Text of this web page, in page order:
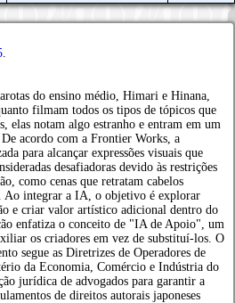
do ensino médio, Himari e Hinana,
filmam todos os tipos de tópicos que
elas notam algo estranho e entram em um
acordo com a Frontier Works, a
para alcançar expressões visuais que
desafiadoras devido às restrições
como cenas que retratam cabelos
Ao integrar a IA, o objetivo é explorar
e criar valor artístico adicional dentro do
enfatiza o conceito de "IA de Apoio", um
os criadores em vez de substituí-los. O
segue as Diretrizes de Operadores de
da Economia, Comércio e Indústria do
jurídica de advogados para garantir a
de direitos autorais japoneses